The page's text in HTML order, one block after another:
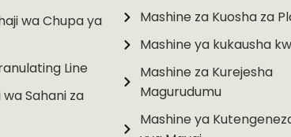
wa Chupa ya
Line
wa Sahani za
Mashine za Kuosha za
Mashine ya kukausha
Mashine za Kurejesha
Magurudumu
Mashine ya